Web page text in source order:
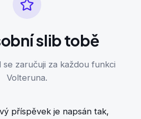
slib tobě
zaručuji za každou funkci
Volteruna.
příspěvek je napsán tak,